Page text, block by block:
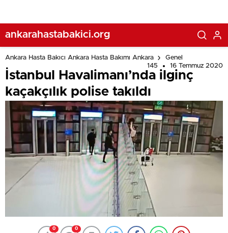
ankarahastabakici.org
Ankara Hasta Bakıcı Ankara Hasta Bakımı Ankara
Genel
145
16 Temmuz 2020
İstanbul Havalimanı’nda ilginç
kaçakçılık polise takıldı
0 0